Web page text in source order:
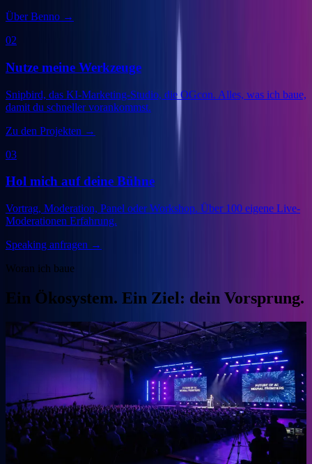
Über Benno →
02
Nutze meine Werkzeuge
Snipbird, das KI-Marketing-Studio, die OGcon. Alles, was ich baue,
damit du schneller vorankommst.
Zu den Projekten →
03
Hol mich auf deine Bühne
Vortrag, Moderation, Panel oder Workshop. Über 100 eigene Live-
Moderationen Erfahrung.
Speaking anfragen →
Woran ich baue
Ein Ökosystem. Ein Ziel: dein Vorsprung.
Veranstalter
OGcon
Europas führender KI-Kongress für Unternehmer.
Die OGcon bringt die besten Köpfe zu KI und Marketing auf eine
Bühne. 15.000 Anmeldungen 2024, Gary Vaynerchuk als Gast in
den Jahren 2023 und 2024. Live kostenlos, Aufzeichnungen als
VIP-Ticket.